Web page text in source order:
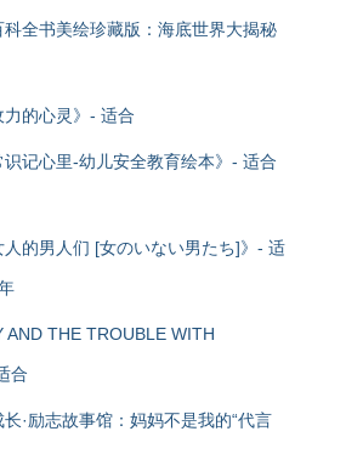
全书美绘珍藏版：海底世界大揭秘
的心灵》- 适合
记心里-幼儿安全教育绘本》- 适合
的男人们 [女のいない男たち]》- 适
AND THE TROUBLE WITH
合
·励志故事馆：妈妈不是我的“代言